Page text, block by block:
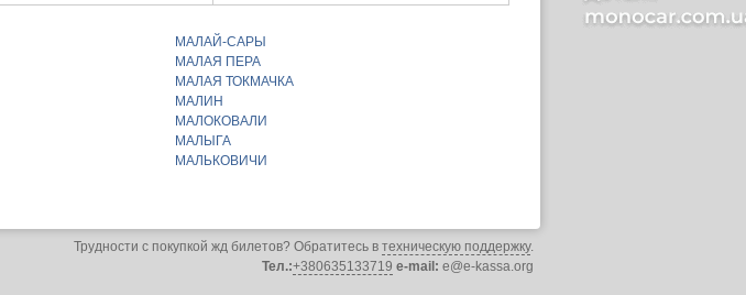
МАЛАЙ-САРЫ
МАЛАЯ ПЕРА
МАЛАЯ ТОКМАЧКА
МАЛИН
МАЛОКОВАЛИ
МАЛЫГА
МАЛЬКОВИЧИ
Трудности с покупкой жд билетов? Обратитесь в техническую поддержку.
Тел.:+380635133719 e-mail: e@e-kassa.org